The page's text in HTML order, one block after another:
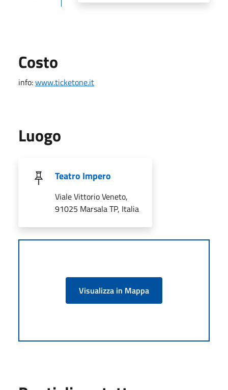
Costo
info:www.ticketone.it
Luogo
Teatro Impero
Viale Vittorio Veneto,
91025 Marsala TP, Italia
Visualizza in Mappa